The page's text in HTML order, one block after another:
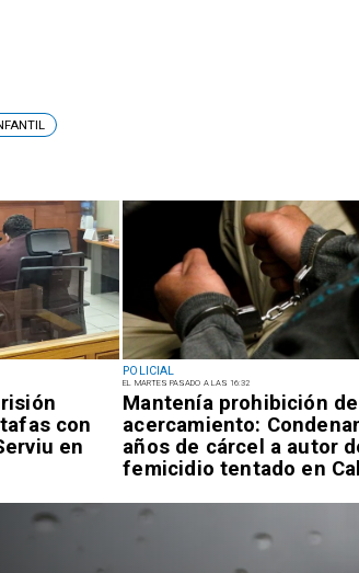
con
en
POLICIAL
EL MARTES PASADO A LAS 16:32
Mantenía prohibición de
acercamiento:
años de cárcel a autor
femicidio tentado en